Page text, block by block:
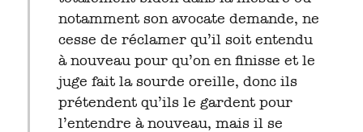
notamment son avocate demande, ne
cesse de réclamer qu’il soit entendu
à nouveau pour qu’on en finisse et le
juge fait la sourde oreille, donc ils
prétendent qu’ils le gardent pour
l’entendre à nouveau, mais il se